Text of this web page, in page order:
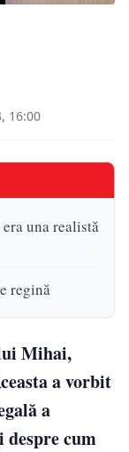
16:00
una realistă
regină
Mihai,
a vorbit
a
despre cum